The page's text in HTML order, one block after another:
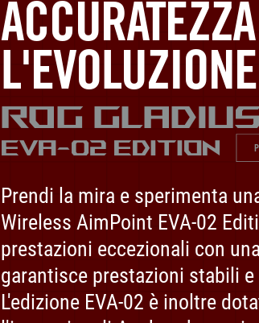
ROG
EVA-02 EDITION
Prendi la mira e sperimenta
Wireless AimPoint EVA-02
prestazioni eccezionali con
garantisce prestazioni stabili
L'edizione EVA-02 è inoltre